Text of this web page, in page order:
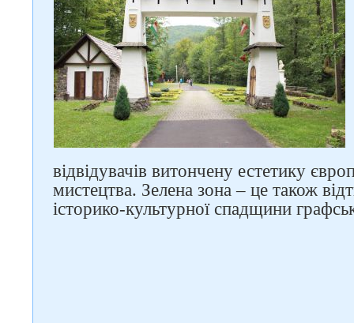
відвідувачів витончену естетику
мистецтва. Зелена зона – це також
історико-культурної спадщини